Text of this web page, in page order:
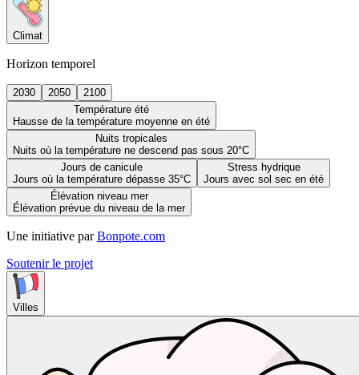
Climat
Horizon temporel
2030 2050
2100
Température été
Hausse de la température moyenne en été
Nuits tropicales
Nuits où la température ne descend pas sous 20°C
Jours de canicule
Jours où la température dépasse 35°C
Stress hydrique
Jours avec sol sec en été
Élévation niveau mer
Élévation prévue du niveau de la mer
Une initiative par Bonpote.com
Soutenir le projet
Villes